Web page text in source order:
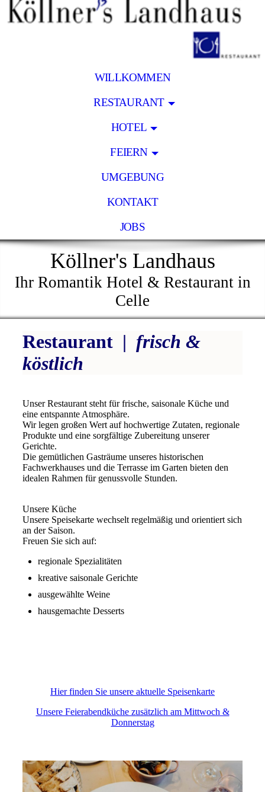
WILLKOMMEN
RESTAURANT
HOTEL
FEIERN
UMGEBUNG
KONTAKT
JOBS
Köllner's Landhaus
Ihr Romantik Hotel & Restaurant in
Celle
Restaurant | frisch &
köstlich
Unser Restaurant steht für frische, saisonale Küche und
eine entspannte Atmosphäre.
Wir legen großen Wert auf hochwertige Zutaten, regionale
Produkte und eine sorgfältige Zubereitung unserer
Gerichte.
Die gemütlichen Gasträume unseres historischen
Fachwerkhauses und die Terrasse im Garten bieten den
idealen Rahmen für genussvolle Stunden.
Unsere Küche
Unsere Speisekarte wechselt regelmäßig und orientiert sich
an der Saison.
Freuen Sie sich auf:
regionale Spezialitäten
kreative saisonale Gerichte
ausgewählte Weine
hausgemachte Desserts
Hier finden Sie unsere aktuelle Speisenkarte
Unsere Feierabendküche zusätzlich am Mittwoch &
Donnerstag